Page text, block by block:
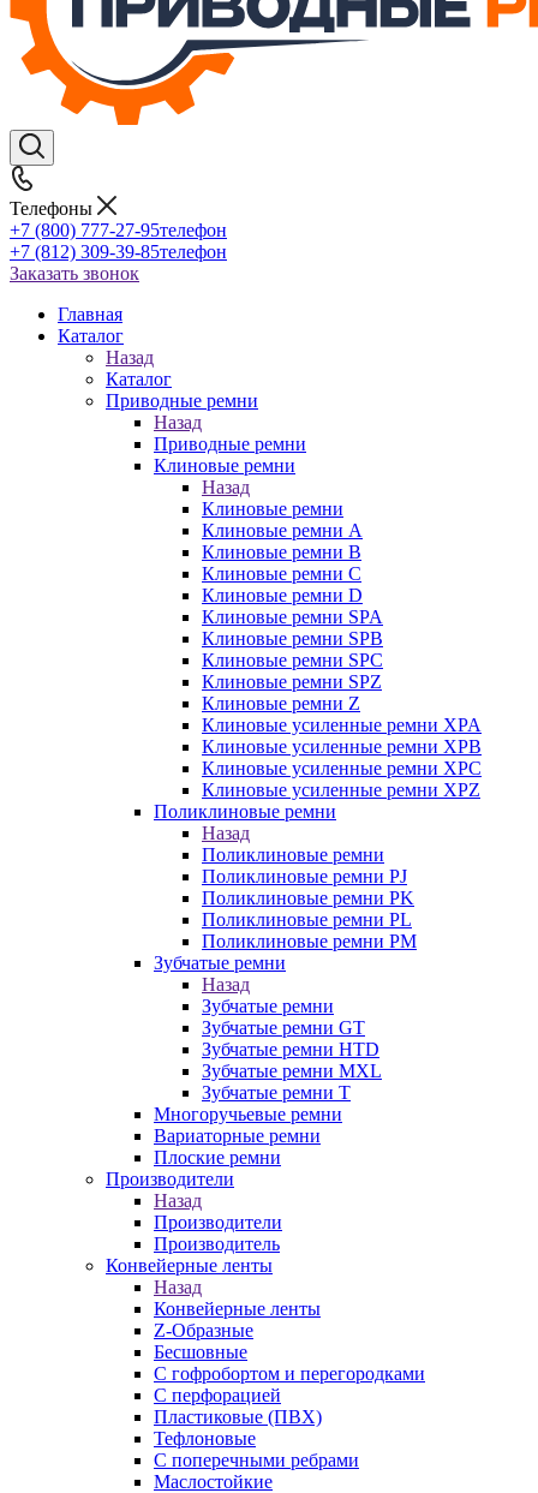
Телефоны
+7 (800) 777-27-95телефон
+7 (812) 309-39-85телефон
Заказать звонок
Главная
Каталог
Назад
Каталог
Приводные ремни
Назад
Приводные ремни
Клиновые ремни
Назад
Клиновые ремни
Клиновые ремни A
Клиновые ремни B
Клиновые ремни C
Клиновые ремни D
Клиновые ремни SPA
Клиновые ремни SPB
Клиновые ремни SPC
Клиновые ремни SPZ
Клиновые ремни Z
Клиновые усиленные ремни XPA
Клиновые усиленные ремни XPB
Клиновые усиленные ремни XPC
Клиновые усиленные ремни XPZ
Поликлиновые ремни
Назад
Поликлиновые ремни
Поликлиновые ремни PJ
Поликлиновые ремни PK
Поликлиновые ремни PL
Поликлиновые ремни PM
Зубчатые ремни
Назад
Зубчатые ремни
Зубчатые ремни GT
Зубчатые ремни HTD
Зубчатые ремни MXL
Зубчатые ремни Т
Многоручьевые ремни
Вариаторные ремни
Плоские ремни
Производители
Назад
Производители
Производитель
Конвейерные ленты
Назад
Конвейерные ленты
Z-Образные
Бесшовные
С гофробортом и перегородками
С перфорацией
Пластиковые (ПВХ)
Тефлоновые
С поперечными ребрами
Маслостойкие